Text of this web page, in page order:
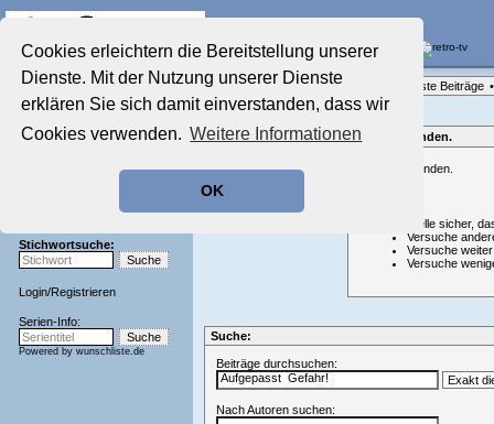
Cookies erleichtern die Bereitstellung unserer
Dienste. Mit der Nutzung unserer Dienste
erklären Sie sich damit einverstanden, dass wir
Cookies verwenden. Weitere Informationen
OK
Startseite
Aktuelles Forum
Film-Forum
Zeichentrick-Forum
Stichwortsuche:
Login/Registrieren
Serien-Info:
Powered by wunschliste.de
Forenliste • Themenübersicht Neueste Beiträge •
Nichts gefunden.
Nichts gefunden.
Stelle sicher,
Versuche
Versuche
Versuche
Suche:
Beiträge durchsuchen:
Nach Autoren suchen: